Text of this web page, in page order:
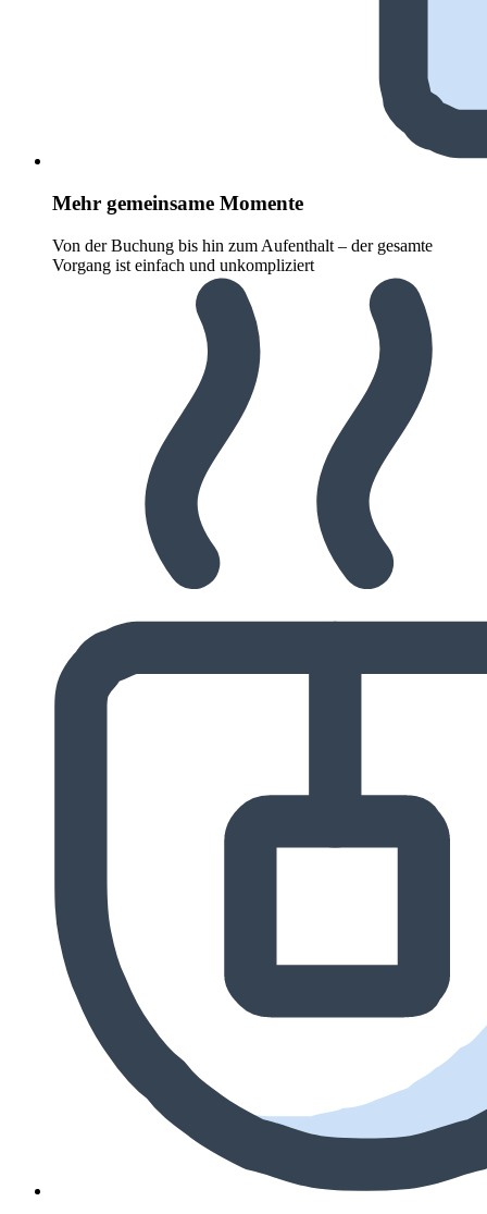
Mehr gemeinsame Momente
Von der Buchung bis hin zum Aufenthalt – der gesamte
Vorgang ist einfach und unkompliziert